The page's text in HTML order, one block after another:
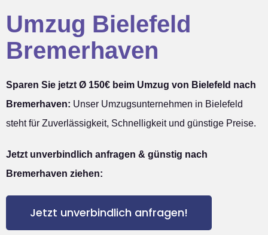
Umzug Bielefeld
Bremerhaven
Sparen Sie jetzt Ø 150€ beim Umzug von Bielefeld nach
Bremerhaven: Unser Umzugsunternehmen in Bielefeld
steht für Zuverlässigkeit, Schnelligkeit und günstige Preise.
Jetzt unverbindlich anfragen & günstig nach
Bremerhaven ziehen:
Jetzt unverbindlich anfragen!